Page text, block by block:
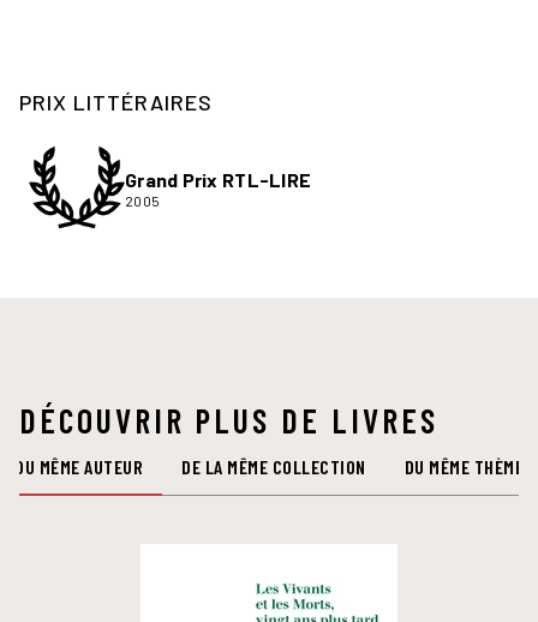
PRIX LITTÉRAIRES
Grand Prix RTL-LIRE
2005
DÉCOUVRIR PLUS DE LIVRES
DU MÊME AUTEUR DE LA MÊME COLLECTION DU MÊME THÈME